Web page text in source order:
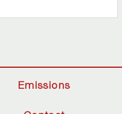
Emissions